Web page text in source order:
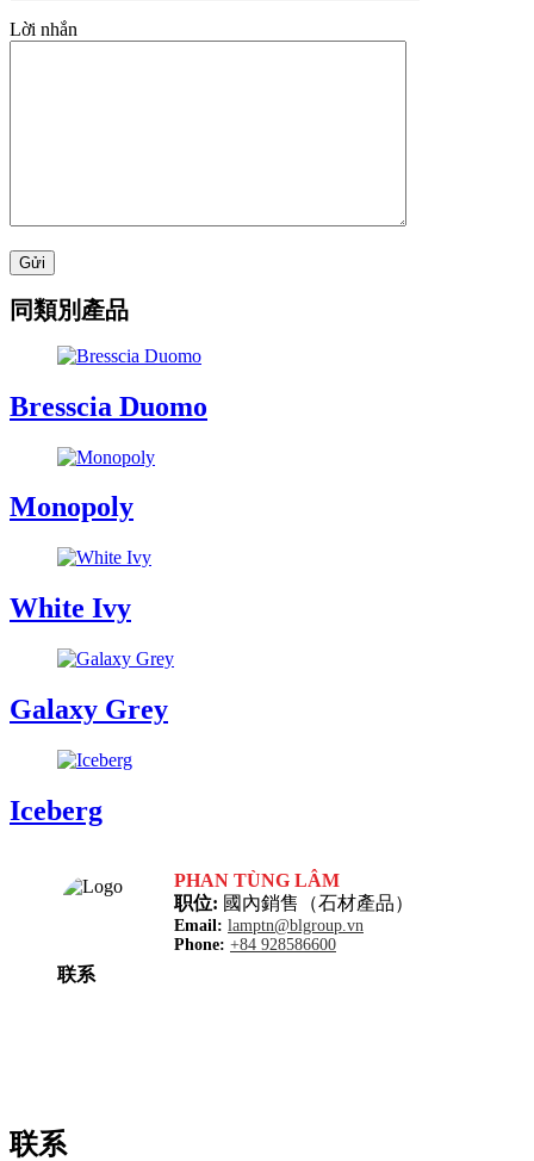
Lời nhắn
同類別產品
Bresscia Duomo
Monopoly
White Ivy
Galaxy Grey
Iceberg
PHAN TÙNG LÂM
职位: 國內銷售（石材產品）
Email: lamptn@blgroup.vn
Phone: +84 928586600
联系
联系